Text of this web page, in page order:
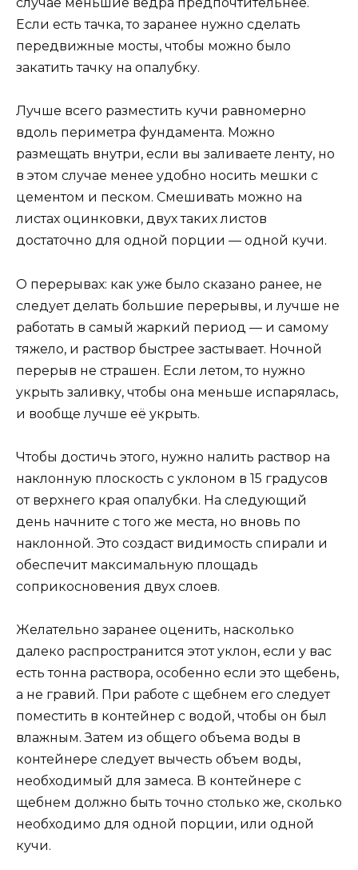
Если есть тачка, то заранее нужно сделать
передвижные мосты, чтобы можно было
закатить тачку на опалубку.
Лучше всего разместить кучи равномерно
вдоль периметра фундамента. Можно
размещать внутри, если вы заливаете ленту, но
в этом случае менее удобно носить мешки с
цементом и песком. Смешивать можно на
листах оцинковки, двух таких листов
достаточно для одной порции — одной кучи.
О перерывах: как уже было сказано ранее, не
следует делать большие перерывы, и лучше не
работать в самый жаркий период — и самому
тяжело, и раствор быстрее застывает. Ночной
перерыв не страшен. Если летом, то нужно
укрыть заливку, чтобы она меньше испарялась,
и вообще лучше её укрыть.
Чтобы достичь этого, нужно налить раствор на
наклонную плоскость с уклоном в 15 градусов
от верхнего края опалубки. На следующий
день начните с того же места, но вновь по
наклонной. Это создаст видимость спирали и
обеспечит максимальную площадь
соприкосновения двух слоев.
Желательно заранее оценить, насколько
далеко распространится этот уклон, если у вас
есть тонна раствора, особенно если это щебень,
а не гравий. При работе с щебнем его следует
поместить в контейнер с водой, чтобы он был
влажным. Затем из общего объема воды в
контейнере следует вычесть объем воды,
необходимый для замеса. В контейнере с
щебнем должно быть точно столько же, сколько
необходимо для одной порции, или одной
кучи.